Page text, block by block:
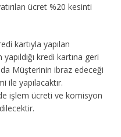
ücret %20 kesinti
kartıyla yapılan
kredi kartına geri
Müşterinin ibraz edeceği
ile yapılacaktır.
işlem ücreti ve komisyon